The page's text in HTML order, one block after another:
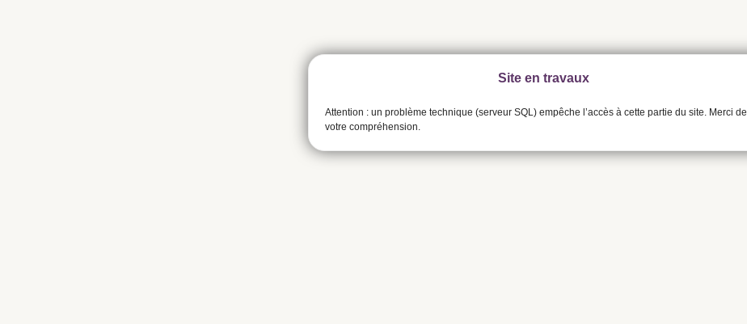
Site en travaux
Attention : un problème technique (serveur SQL) empêche l’accès à cette partie du site. Merci de
votre compréhension.